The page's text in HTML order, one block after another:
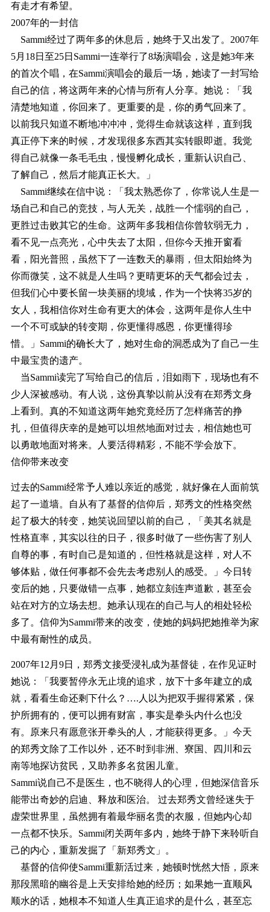
有走才有希望。
2007年的一封信
Sammi经过了两年多的休息后，她终于又出发了。2007年
5月18日至25日Sammi一连举行了8场演唱会，这是她3年来
的首次个唱，在Sammi演唱会的最后一场，她读了一封写给
自己的信，将这两年来的心情与所有人分享。她说：「我
清楚地知道，你回来了。更重要的是，你的勇气回来了。
以前我只知道不断地冲冲冲，觉得生命就该这样，直到我
真正停下来的时候，才发现很多东西其实转眼即逝。我觉
得自己就像一条毛毛虫，慢慢孵化成长，重新认识自己、
了解自己，然后才能真正长大。」
Sammi继续在信中说：「我太熟悉你了，你常说人生是一
场自己和自己的竞技，与人无关，战胜一个懦弱的自己，
更胜过击败其它的生命。这两年多我相信你曾软弱无力，
看不见一点亮光，心中失去了太阳，但你今天推开窗看
看，阳光普照，虽然下了一连数天的暴雨，但太阳始终为
你而微笑，这不就是人生吗？更晴更坏的天气都会过去，
但我们心中要长留一块美丽的境域，作为一个快将35岁的
女人，我相信你对生命有更大的体会，这两年是你人生中
一个不可或缺的转变期，你更懂得感恩，你更懂得珍
惜。」Sammi的确长大了，她对生命的洞悉成为了自己一生
中最宝贵的遗产。
当Sammi读完了写给自己的信后，泪如雨下，现场也有不
少人深被感动。有人说，这份真挚以前从没有在郑秀文身
上看到。真的不知道这两年她究竟经历了怎样痛苦的挣
扎，但值得庆幸的是她可以坦然地面对过去，相信她也可
以勇敢地面对将来。人要活得精彩，不能不学会放下。
信仰带来改变
过去的Sammi经常予人难以亲近的感觉，就好像在人面前筑
起了一道墙。自从有了基督的信仰后，郑秀文的性格突然
起了极大的转变，她笑说回望以前的自己，「美其名就是
性格直率，其实以往的日子，很多时做了一些伤害了别人
自尊的事，有时自己是知道的，但性格就是这样，对人不
够体贴，做任何事都不会先去考虑别人的感受。」今日转
变后的她，只要做错一点事，她都立刻连声道歉，甚至会
站在对方的立场去想。她承认现在的自己与人的相处轻松
多了。信仰为Sammi带来的改变，使她的妈妈把她推举为家
中最有耐性的成员。
2007年12月9日，郑秀文接受浸礼成为基督徒，在作见证时
她说：「我要暂停永无止境的追求，放下十多年建立的成
就，看看生命还剩下什么？….人以为把双手握得紧紧，保
护所拥有的，便可以拥有财富，事实是拳头内什么也没
有。原来只有愿意张开拳头的人，才能获得更多。」今天
的郑秀文除了工作以外，还不时到非洲、寮国、四川和云
南等地探访贫民，又助养多名贫困儿童。
Sammi说自己不是医生，也不晓得人的心理，但她深信音乐
能带出奇妙的启迪、释放和医治。 过去郑秀文曾经迷失于
虚荣世界里，虽然拥有着最华丽名贵的衣服，但她内心却
一点都不快乐。Sammi闭关两年多内，她终于静下来聆听自
己的内心，重新发掘了「新郑秀文」。
基督的信仰使Sammi重新活过来，她顿时恍然大悟，原来
那段黑暗的幽谷是上天安排给她的经历；如果她一直顺风
顺水的话，她根本不知道人生真正追求的是什么，甚至忘